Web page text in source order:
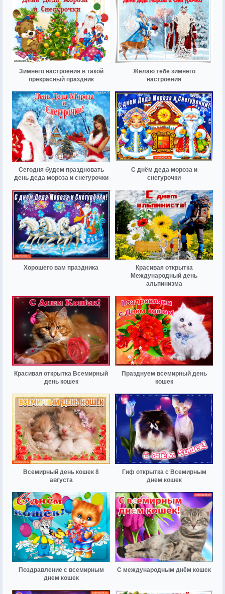
Зимнего настроения в такой
прекрасный праздник
Желаю тебе зимнего
настроения
Сегодня будем праздновать
день деда мороза и снегурочки
С днём деда мороза и
снегурочки
Хорошего вам праздника
Красивая открытка
Международный день
альпинизма
Красивая открытка Всемирный
день кошек
Празднуем всемирный день
кошек
Всемирный день кошек 8
августа
Гиф открытка с Всемирным
днем кошек
Поздравление с всемирным
днем кошек
С международным днём кошек